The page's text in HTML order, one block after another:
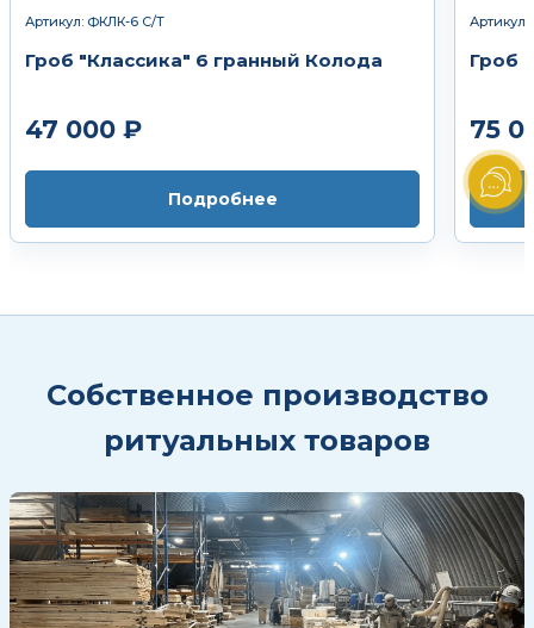
Артикул: ФКЛК-6 С/Т
Гроб "Классика" 6 гранный Колода
47 000 ₽
Подробнее
Гроб
75
Собственное производство
ритуальных товаров